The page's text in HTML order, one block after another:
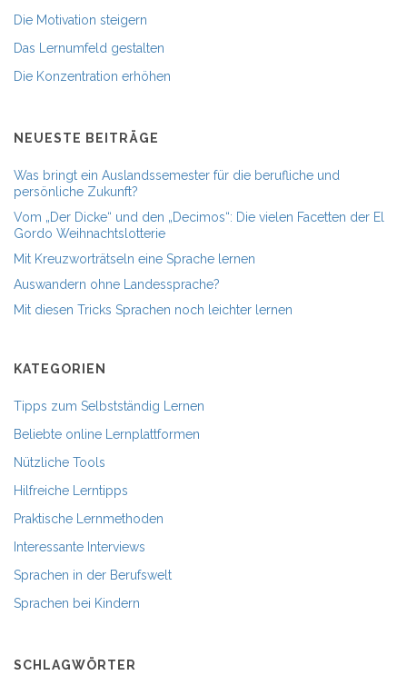
Die Motivation steigern
Das Lernumfeld gestalten
Die Konzentration erhöhen
NEUESTE BEITRÄGE
Was bringt ein Auslandssemester für die berufliche und
persönliche Zukunft?
Vom „Der Dicke“ und den „Decimos“: Die vielen Facetten der El
Gordo Weihnachtslotterie
Mit Kreuzworträtseln eine Sprache lernen
Auswandern ohne Landessprache?
Mit diesen Tricks Sprachen noch leichter lernen
KATEGORIEN
Tipps zum Selbstständig Lernen
Beliebte online Lernplattformen
Nützliche Tools
Hilfreiche Lerntipps
Praktische Lernmethoden
Interessante Interviews
Sprachen in der Berufswelt
Sprachen bei Kindern
SCHLAGWÖRTER